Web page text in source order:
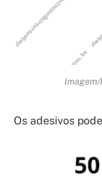
Os adesivos